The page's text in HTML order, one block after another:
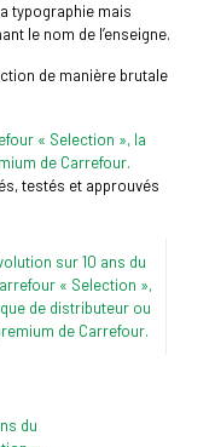
typographie mais
le nom de l’enseigne.
de manière brutale
testés et approuvés